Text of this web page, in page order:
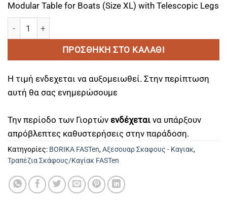
Modular Table for Boats (Size XL) with Telescopic Legs
ΠΡΟΣΘΉΚΗ ΣΤΟ ΚΑΛΆΘΙ
Η τιμή ενδεχεται να αυξομειωθεί. Στην περίπτωση
αυτή θα σας ενημερώσουμε
Την περίοδο των Γιορτών ενδέχεται να υπάρξουν
απρόβλεπτες καθυστερήσεις στην παράδοση.
Κατηγορίες: BORIKA FASTen,Αξεσουαρ Σκαφους - Καγιακ,
Τραπέζια Σκάφους/Καγίακ FASTen